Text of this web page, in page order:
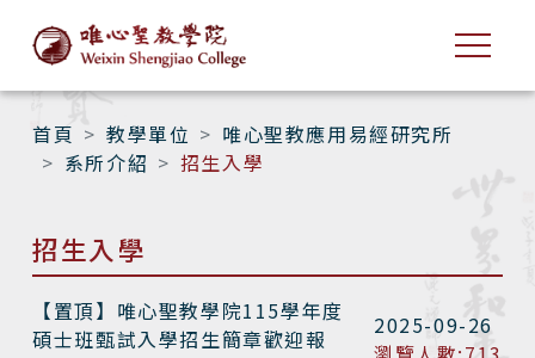
首頁 教學單位
唯心聖教應用易經研究所
系所介紹
招生入學
招生入學
【置頂】 唯心聖教學院115學年度
碩士班甄試入學招生簡章歡迎報
2025-09-26